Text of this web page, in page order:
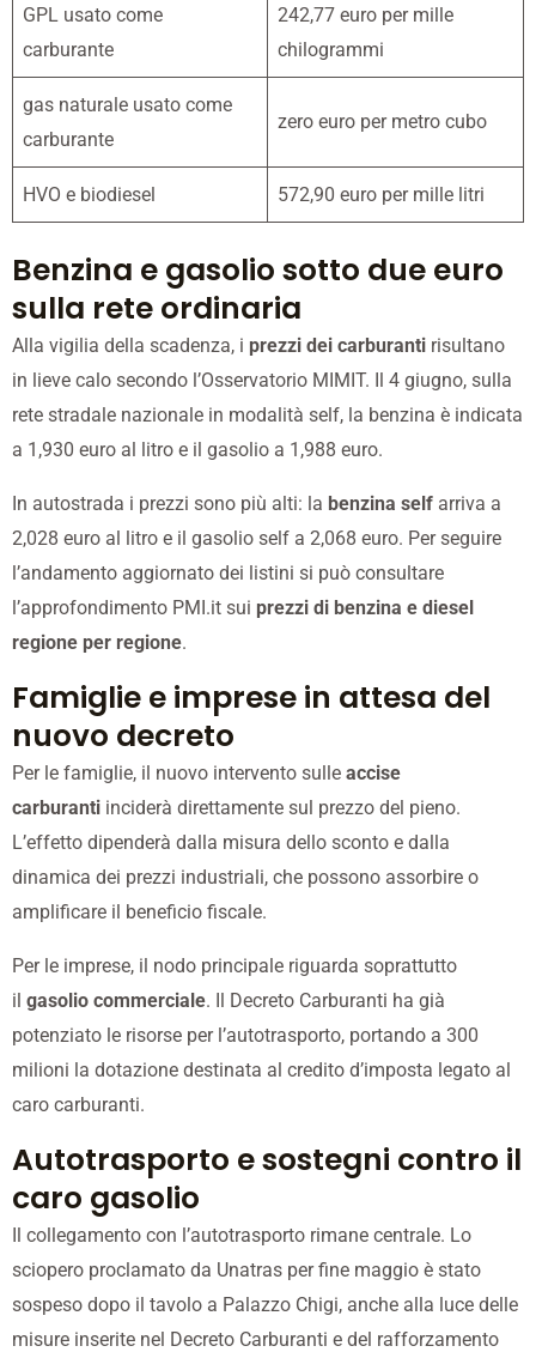
GPL usato come
carburante
242,77 euro per mille
chilogrammi
gas naturale usato come
carburante
zero euro per metro cubo
HVO e biodiesel 572,90 euro per mille litri
Benzina e gasolio sotto due euro
sulla rete ordinaria
Alla vigilia della scadenza, i prezzi dei carburanti risultano
in lieve calo secondo l’Osservatorio MIMIT. Il 4 giugno, sulla
rete stradale nazionale in modalità self, la benzina è indicata
a 1,930 euro al litro e il gasolio a 1,988 euro.
In autostrada i prezzi sono più alti: la benzina self arriva a
2,028 euro al litro e il gasolio self a 2,068 euro. Per seguire
l’andamento aggiornato dei listini si può consultare
l’approfondimento PMI.it sui prezzi di benzina e diesel
regione per regione.
Famiglie e imprese in attesa del
nuovo decreto
Per le famiglie, il nuovo intervento sulle accise
carburanti inciderà direttamente sul prezzo del pieno.
L’effetto dipenderà dalla misura dello sconto e dalla
dinamica dei prezzi industriali, che possono assorbire o
amplificare il beneficio fiscale.
Per le imprese, il nodo principale riguarda soprattutto
il gasolio commerciale. Il Decreto Carburanti ha già
potenziato le risorse per l’autotrasporto, portando a 300
milioni la dotazione destinata al credito d’imposta legato al
caro carburanti.
Autotrasporto e sostegni contro il
caro gasolio
Il collegamento con l’autotrasporto rimane centrale. Lo
sciopero proclamato da Unatras per fine maggio è stato
sospeso dopo il tavolo a Palazzo Chigi, anche alla luce delle
misure inserite nel Decreto Carburanti e del rafforzamento